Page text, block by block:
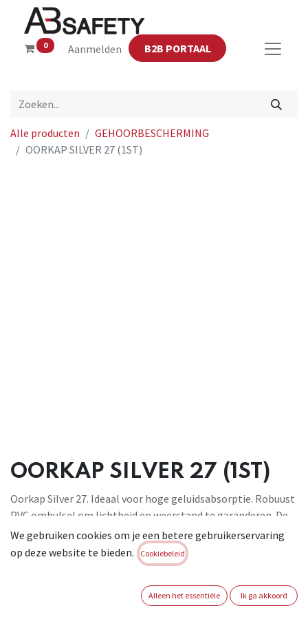
0 Aanmelden B2B PORTAAL
Alle producten
GEHOORBESCHERMING
OORKAP SILVER 27 (1ST)
OORKAP SILVER 27 (1ST)
Oorkap Silver 27. Ideaal voor hoge geluidsabsorptie. Robuust
PVC omhulsel om lichtheid en weerstand te garanderen. De
glanzende afwerking vergemakkelijkt het reinigen aan de
buitenkant
hoofdstuk van gewatteerd kunststof . Zachte vulling voor
Beschermingsniveau SNR: 27 dB . Conform : EN 352-1
We gebruiken cookies om je een betere gebruikerservaring
op deze website te bieden.
Cookiebeleid
Alleen het essentiële Ik ga akkoord